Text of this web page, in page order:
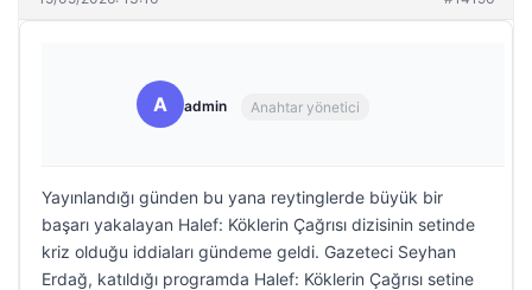
A admin Anahtar yönetici
Yayınlandığı günden bu yana reytinglerde büyük bir
başarı yakalayan Halef: Köklerin Çağrısı dizisinin setinde
kriz olduğu iddiaları gündeme geldi. Gazeteci Seyhan
Erdağ, katıldığı programda Halef: Köklerin Çağrısı setine